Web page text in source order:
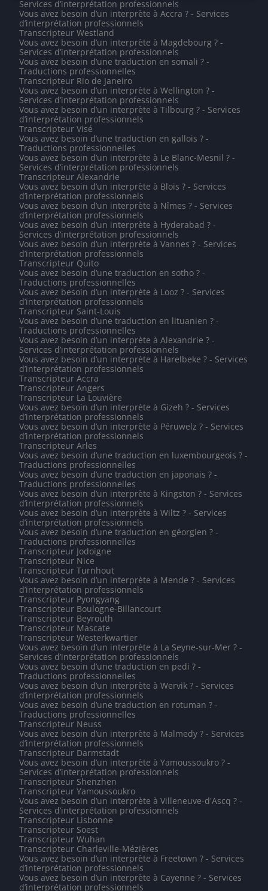
Services d’interprétation professionnels
Vous avez besoin d’un interprète à Accra ? - Services
d’interprétation professionnels
Transcripteur Westland
Vous avez besoin d’un interprète à Magdebourg ? -
Services d’interprétation professionnels
Vous avez besoin d’une traduction en somali ? -
Traductions professionnelles
Transcripteur Rio de Janeiro
Vous avez besoin d’un interprète à Wellington ? -
Services d’interprétation professionnels
Vous avez besoin d’un interprète à Tilbourg ? - Services
d’interprétation professionnels
Transcripteur Visé
Vous avez besoin d’une traduction en gallois ? -
Traductions professionnelles
Vous avez besoin d’un interprète à Le Blanc-Mesnil ? -
Services d’interprétation professionnels
Transcripteur Alexandrie
Vous avez besoin d’un interprète à Blois ? - Services
d’interprétation professionnels
Vous avez besoin d’un interprète à Nîmes ? - Services
d’interprétation professionnels
Vous avez besoin d’un interprète à Hyderabad ? -
Services d’interprétation professionnels
Vous avez besoin d’un interprète à Vannes ? - Services
d’interprétation professionnels
Transcripteur Quito
Vous avez besoin d’une traduction en sotho ? -
Traductions professionnelles
Vous avez besoin d’un interprète à Looz ? - Services
d’interprétation professionnels
Transcripteur Saint-Louis
Vous avez besoin d’une traduction en lituanien ? -
Traductions professionnelles
Vous avez besoin d’un interprète à Alexandrie ? -
Services d’interprétation professionnels
Vous avez besoin d’un interprète à Harelbeke ? - Services
d’interprétation professionnels
Transcripteur Accra
Transcripteur Angers
Transcripteur La Louvière
Vous avez besoin d’un interprète à Gizeh ? - Services
d’interprétation professionnels
Vous avez besoin d’un interprète à Péruwelz ? - Services
d’interprétation professionnels
Transcripteur Arles
Vous avez besoin d’une traduction en luxembourgeois ? -
Traductions professionnelles
Vous avez besoin d’une traduction en japonais ? -
Traductions professionnelles
Vous avez besoin d’un interprète à Kingston ? - Services
d’interprétation professionnels
Vous avez besoin d’un interprète à Wiltz ? - Services
d’interprétation professionnels
Vous avez besoin d’une traduction en géorgien ? -
Traductions professionnelles
Transcripteur Jodoigne
Transcripteur Nice
Transcripteur Turnhout
Vous avez besoin d’un interprète à Mende ? - Services
d’interprétation professionnels
Transcripteur Pyongyang
Transcripteur Boulogne-Billancourt
Transcripteur Beyrouth
Transcripteur Mascate
Transcripteur Westerkwartier
Vous avez besoin d’un interprète à La Seyne-sur-Mer ? -
Services d’interprétation professionnels
Vous avez besoin d’une traduction en pedi ? -
Traductions professionnelles
Vous avez besoin d’un interprète à Wervik ? - Services
d’interprétation professionnels
Vous avez besoin d’une traduction en rotuman ? -
Traductions professionnelles
Transcripteur Neuss
Vous avez besoin d’un interprète à Malmedy ? - Services
d’interprétation professionnels
Transcripteur Darmstadt
Vous avez besoin d’un interprète à Yamoussoukro ? -
Services d’interprétation professionnels
Transcripteur Shenzhen
Transcripteur Yamoussoukro
Vous avez besoin d’un interprète à Villeneuve-d'Ascq ? -
Services d’interprétation professionnels
Transcripteur Lisbonne
Transcripteur Soest
Transcripteur Wuhan
Transcripteur Charleville-Mézières
Vous avez besoin d’un interprète à Freetown ? - Services
d’interprétation professionnels
Vous avez besoin d’un interprète à Cayenne ? - Services
d’interprétation professionnels